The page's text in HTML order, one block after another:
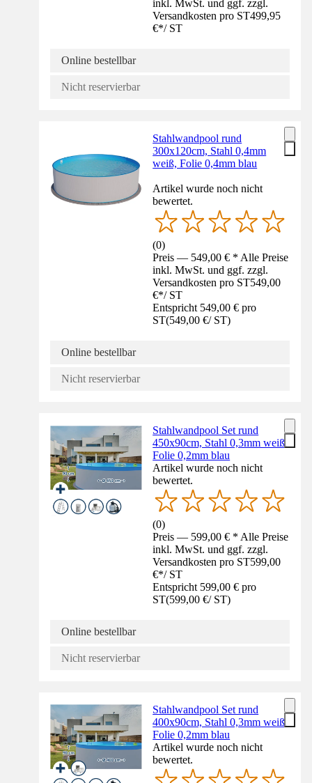
inkl. MwSt. und ggf. zzgl.
Versandkosten pro ST499,95
€*/ ST
Online bestellbar
Nicht reservierbar
Stahlwandpool rund
300x120cm, Stahl 0,4mm
weiß, Folie 0,4mm blau
Artikel wurde noch nicht
bewertet.
(0)
Preis — 549,00 € * Alle Preise
inkl. MwSt. und ggf. zzgl.
Versandkosten pro ST549,00
€*/ ST
Entspricht 549,00 € pro
ST(549,00 €/ ST)
Online bestellbar
Nicht reservierbar
Stahlwandpool Set rund
450x90cm, Stahl 0,3mm weiß,
Folie 0,2mm blau
Artikel wurde noch nicht
bewertet.
(0)
Preis — 599,00 € * Alle Preise
inkl. MwSt. und ggf. zzgl.
Versandkosten pro ST599,00
€*/ ST
Entspricht 599,00 € pro
ST(599,00 €/ ST)
Online bestellbar
Nicht reservierbar
Stahlwandpool Set rund
400x90cm, Stahl 0,3mm weiß,
Folie 0,2mm blau
Artikel wurde noch nicht
bewertet.